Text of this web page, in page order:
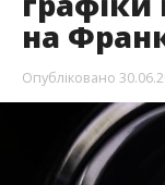
на
Опубліковано